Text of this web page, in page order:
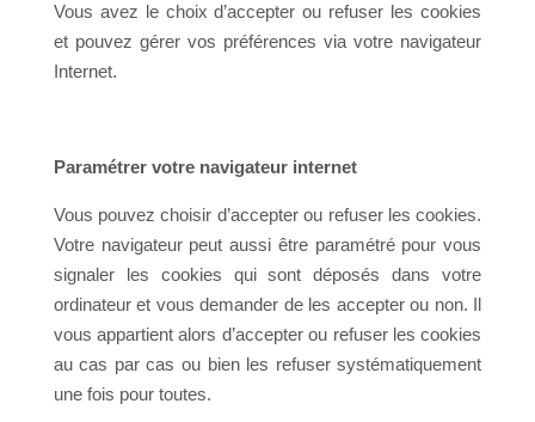
Vous avez le choix d’accepter ou refuser les cookies
et pouvez gérer vos préférences via votre navigateur
Internet.
Paramétrer votre navigateur internet
Vous pouvez choisir d’accepter ou refuser les cookies.
Votre navigateur peut aussi être paramétré pour vous
signaler les cookies qui sont déposés dans votre
ordinateur et vous demander de les accepter ou non. Il
vous appartient alors d’accepter ou refuser les cookies
au cas par cas ou bien les refuser systématiquement
une fois pour toutes.